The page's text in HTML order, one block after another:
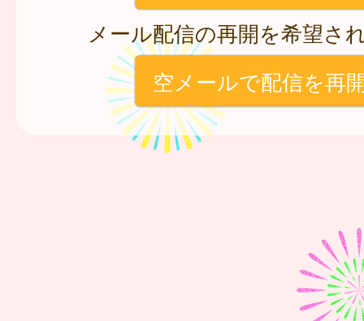
メール配信の再開を希望さ
空メールで配信を再